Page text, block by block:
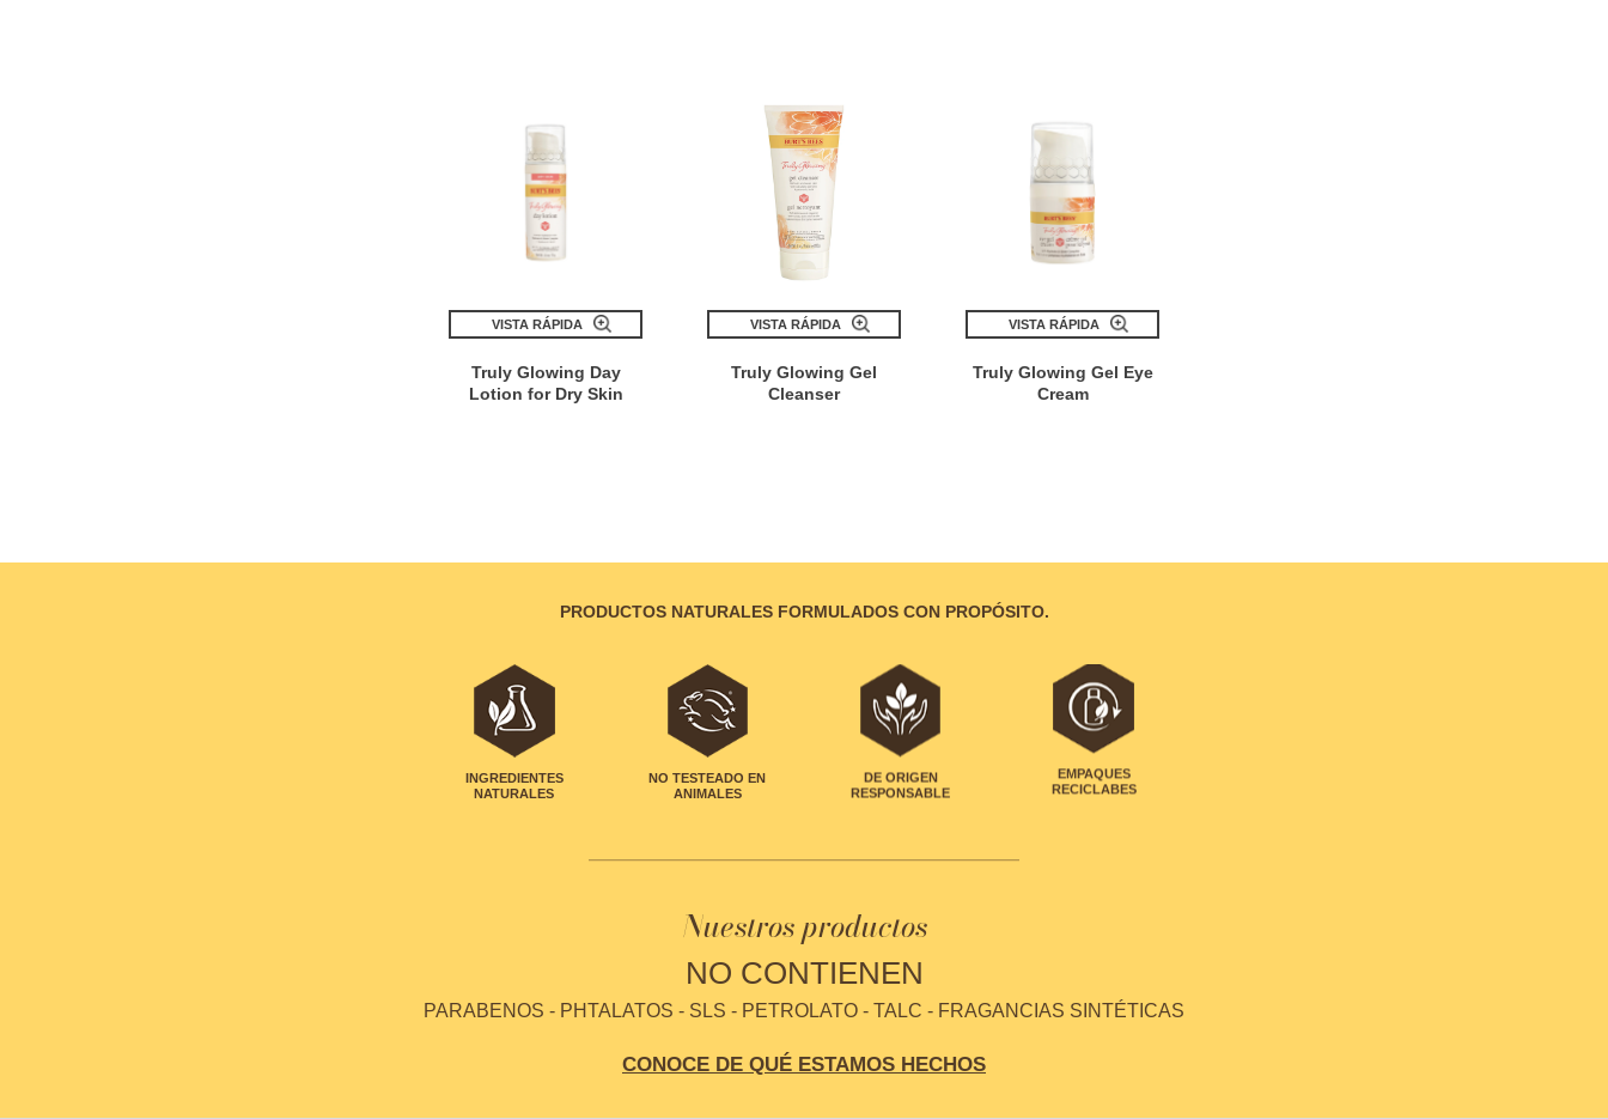
VISTA RÁPIDA
Truly Glowing Day
Lotion for Dry Skin
VISTA RÁPIDA
Truly Glowing Gel
Cleanser
VISTA RÁPIDA
Truly Glowing Gel Eye
Cream
PRODUCTOS NATURALES FORMULADOS CON PROPÓSITO.
INGREDIENTES
NATURALES
NO TESTEADO EN
ANIMALES
DE ORIGEN
RESPONSABLE
EMPAQUES
RECICLABES
Nuestros productos
NO CONTIENEN
PARABENOS - PHTALATOS - SLS - PETROLATO - TALC - FRAGANCIAS SINTÉTICAS
CONOCE DE QUÉ ESTAMOS HECHOS